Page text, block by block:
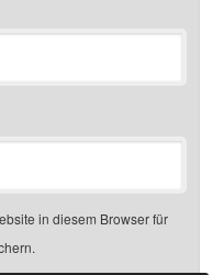
in diesem Browser für